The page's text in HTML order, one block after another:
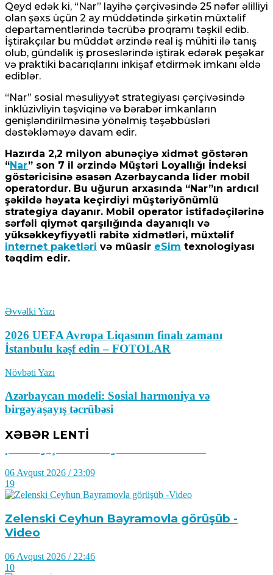
Qeyd edək ki, “Nar” layihə çərçivəsində 25 nəfər əlilliyi
olan şəxs üçün 2 ay müddətində şirkətin müxtəlif
departamentlərində təcrübə proqramı təşkil edib.
İştirakçılar bu müddət ərzində real iş mühiti ilə tanış
olub, gündəlik iş proseslərində iştirak edərək peşəkar
və praktiki bacarıqlarını inkişaf etdirmək imkanı əldə
ediblər.
“Nar” sosial məsuliyyət strategiyası çərçivəsində
inklüzivliyin təşviqinə və bərabər imkanların
genişləndirilməsinə yönəlmiş təşəbbüsləri
dəstəkləməyə davam edir.
Hazırda 2,2 milyon abunəçiyə xidmət göstərən
“Nar” son 7 il ərzində Müştəri Loyallığı İndeksi
göstəricisinə əsasən Azərbaycanda lider mobil
operatordur. Bu uğurun arxasında “Nar”ın ardıcıl
şəkildə həyata keçirdiyi müştəriyönümlü
strategiya dayanır. Mobil operator istifadəçilərinə
sərfəli qiymət qarşılığında dayanıqlı və
yüksəkkeyfiyyətli rabitə xidmətləri, müxtəlif
internet paketləri və müasir eSim texnologiyası
təqdim edir.
Əvvəlki Yazı
2026 UEFA Avropa Liqasının finalı zamanı
İstanbulu kəşf edin – FOTOLAR
Növbəti Yazı
Azərbaycan modeli: Sosial harmoniya və
birgəyaşayış təcrübəsi
XƏBƏR LENTİ
Konqoda Ebola epidemiyası böyüyür, Virus
mutasiyaya uğramış ola bilər
11
Tramp: “İranla razılaşma tezliklə əldə oluna
bilər
07 Avqust 2026 / 7:32
12
UEFA FİFA təşkilatlarını boykot qərarından
06 Avqust 2026 / 23:15
9
Suriyanın paytaxtı Dəməşqdə güclü
06 Avqust 2026 / 23:09
19
Zelenski Ceyhun Bayramovla görüşüb -
Video
06 Avqust 2026 / 22:46
10